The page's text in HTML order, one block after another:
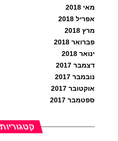
מאי 2018
אפריל 2018
מרץ 2018
פברואר 2018
ינואר 2018
דצמבר 2017
נובמבר 2017
אוקטובר 2017
ספטמבר 2017